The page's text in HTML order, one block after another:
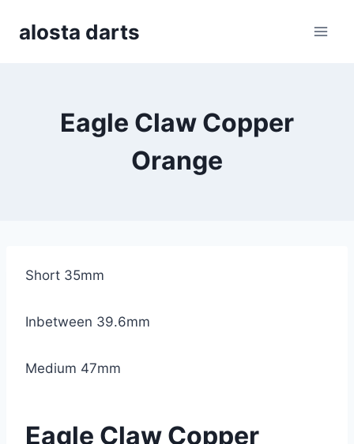
alosta darts
Eagle Claw Copper
Orange
Short 35mm
Inbetween 39.6mm
Medium 47mm
Eagle Claw Copper